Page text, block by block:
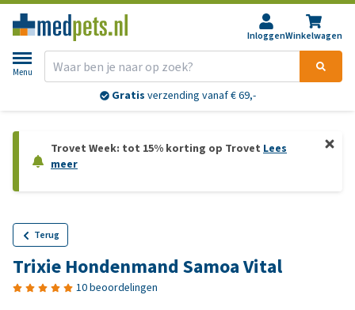
InloggenWinkelwagen
Menu
Gratis verzending vanaf € 69,-
Trovet Week: tot 15% korting op Trovet Lees
meer
Terug
Trixie Hondenmand Samoa Vital
10 beoordelingen